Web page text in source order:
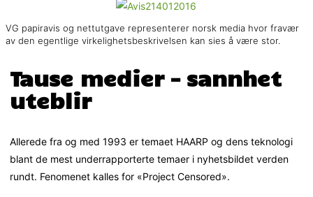
VG papiravis og nettutgave representerer norsk media hvor fravær
av den egentlige virkelighetsbeskrivelsen kan sies å være stor.
Tause medier – sannhet
uteblir
Allerede fra og med 1993 er temaet HAARP og dens teknologi
blant de mest underrapporterte temaer i nyhetsbildet verden
rundt. Fenomenet kalles for «Project Censored».